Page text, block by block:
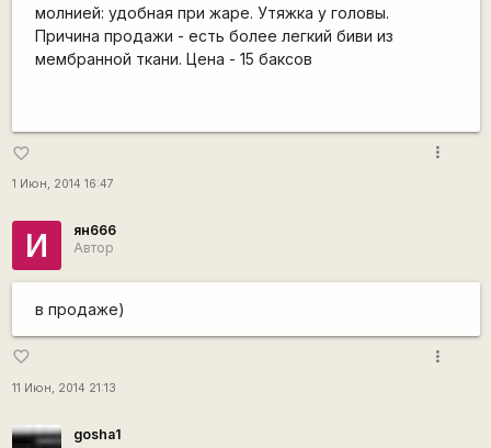
молнией: удобная при жаре. Утяжка у головы.
Причина продажи - есть более легкий биви из
мембранной ткани. Цена - 15 баксов
favorite_border
1 Июн, 2014 16:47
more_vert
И
ян666
Автор
в продаже)
favorite_border
11 Июн, 2014 21:13
more_vert
gosha1